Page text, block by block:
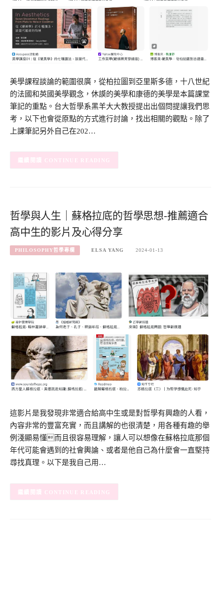
美學課程談論的範圍很廣，從柏拉圖到亞里斯多德，十八世紀
的法國和英國美學觀念，休謨的美學和康德的美學是本篇課堂
筆記的重點。台大哲學系黑羊大大教授提出出個問提讓我們思
考，以下也會從原點的方式進行討論，找出相關的觀點。除了
上課筆記另外自己在202…
CONTINUE READING
哲學與人生｜蘇格拉底的哲學思想-推薦適合
高中生的影片及心得分享
PHILOSOPHY哲學專欄 ELSA YANG 2024-01-13
這影片是我發現非常適合給高中生或是對哲學有興趣的人看，
內容非常的豐富充實，而且講解的也很清楚，用各種有趣的舉
例淺顯易懂而且很容易理解，讓人可以想像在蘇格拉底那個
年代可能會遇到的社會輿論、或者是他自己為什麼會一直堅持
尋找真理。以下是我自己用…
CONTINUE READING